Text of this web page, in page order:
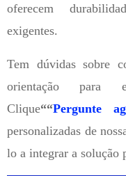
oferecem
exigentes.
Tem dúvidas sobre
orientação para
Clique““Pergunte
personalizadas de
lo a integrar a solução